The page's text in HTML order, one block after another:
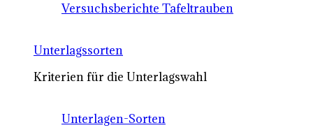
Versuchsberichte Tafeltrauben
Unterlagssorten
Kriterien für die Unterlagswahl
Unterlagen-Sorten